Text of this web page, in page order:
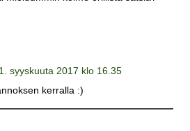
1. syyskuuta 2017 klo 16.35
kerralla :)